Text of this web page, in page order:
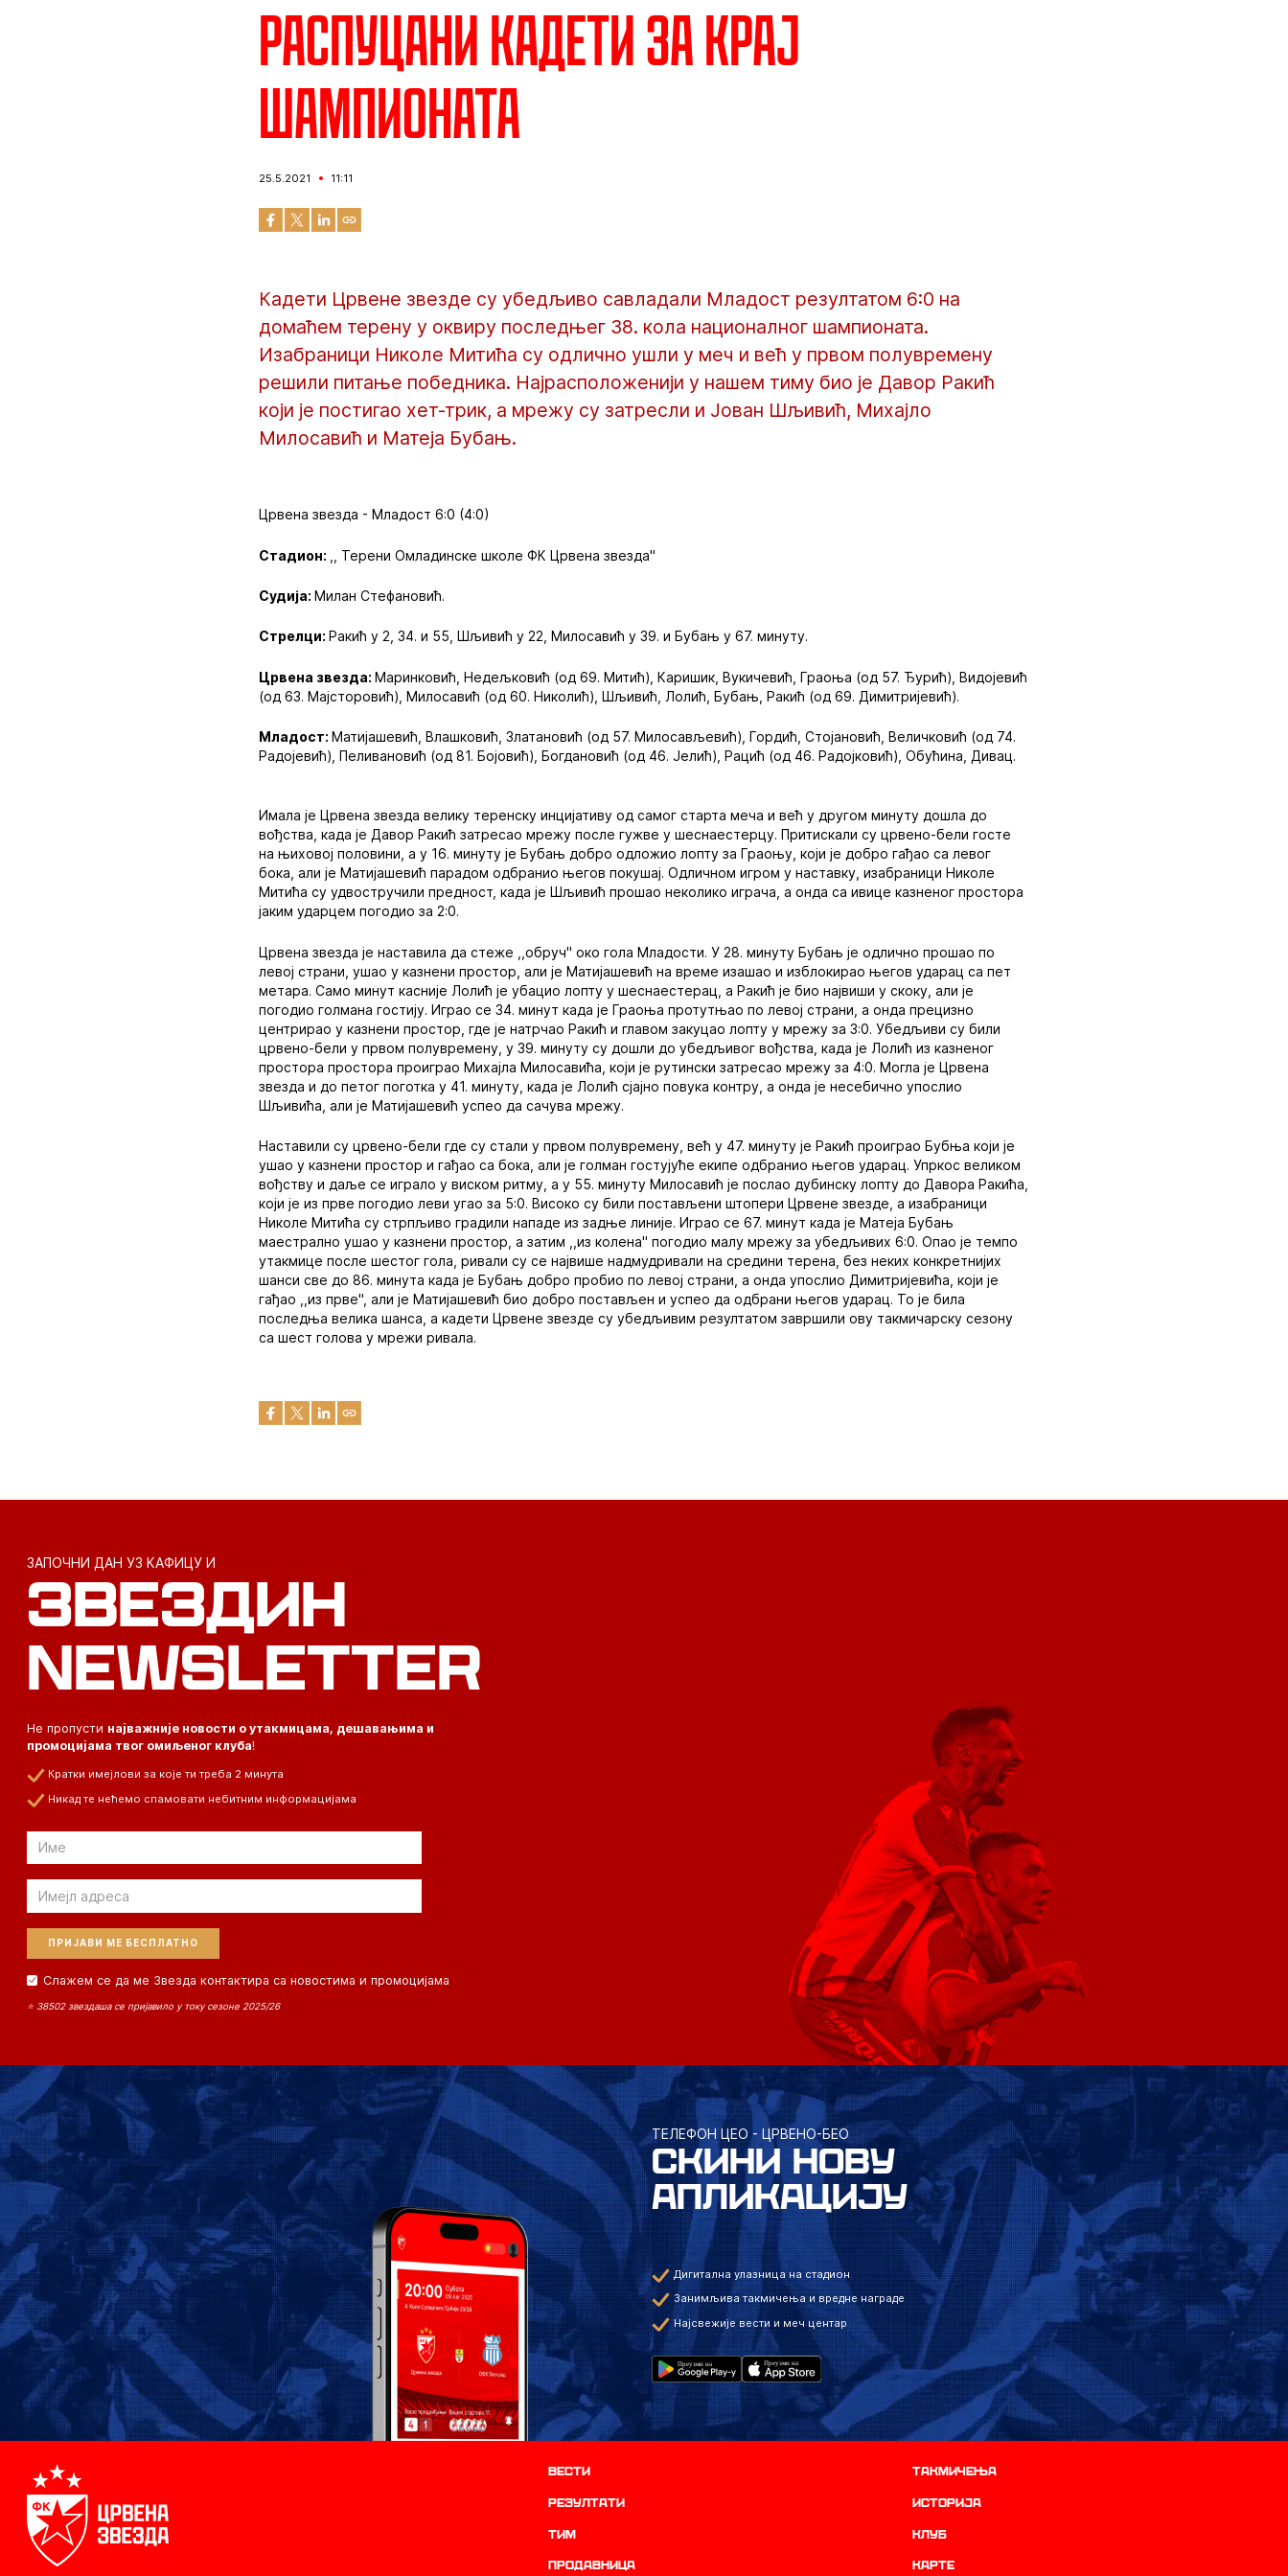
Распуцани кадети за крај
шампионата
25.5.2021 11:11
Кадети Црвене звезде су убедљиво савладали Младост резултатом 6:0 на
домаћем терену у оквиру последњег 38. кола националног шампионата.
Изабраници Николе Митића су одлично ушли у меч и већ у првом полувремену
решили питање победника. Најрасположенији у нашем тиму био је Давор Ракић
који је постигао хет-трик, а мрежу су затресли и Јован Шљивић, Михајло
Милосавић и Матеја Бубањ.
Црвена звезда - Младост 6:0 (4:0)
Стадион: ,, Терени Омладинске школе ФК Црвена звезда"
Судија:Милан Стефановић.
Стрелци:Ракић у 2, 34. и 55, Шљивић у 22, Милосавић у 39. и Бубањ у 67. минуту.
Црвена звезда:Маринковић, Недељковић (од 69. Митић), Каришик, Вукичевић, Граоња (од 57. Ђурић), Видојевић
(од 63. Мајсторовић), Милосавић (од 60. Николић), Шљивић, Лолић, Бубањ, Ракић (од 69. Димитријевић).
Младост:Матијашевић, Влашковић, Златановић (од 57. Милосављевић), Гордић, Стојановић, Величковић (од 74.
Радојевић), Пеливановић (од 81. Бојовић), Богдановић (од 46. Јелић), Рацић (од 46. Радојковић), Обућина, Дивац.
Имала је Црвена звезда велику теренску инцијативу од самог старта меча и већ у другом минуту дошла до
вођства, када је Давор Ракић затресао мрежу после гужве у шеснаестерцу. Притискали су црвено-бели госте
на њиховој половини, а у 16. минуту је Бубањ добро одложио лопту за Граоњу, који је добро гађао са левог
бока, али је Матијашевић парадом одбранио његов покушај. Одличном игром у наставку, изабраници Николе
Митића су удвостручили предност, када је Шљивић прошао неколико играча, а онда са ивице казненог простора
јаким ударцем погодио за 2:0.
Црвена звезда је наставила да стеже ,,обруч" око гола Младости. У 28. минуту Бубањ је одлично прошао по
левој страни, ушао у казнени простор, али је Матијашевић на време изашао и изблокирао његов ударац са пет
метара. Само минут касније Лолић је убацио лопту у шеснаестерац, а Ракић је био највиши у скоку, али је
погодио голмана гостију. Играо се 34. минут када је Граоња протутњао по левој страни, а онда прецизно
центрирао у казнени простор, где је натрчао Ракић и главом закуцао лопту у мрежу за 3:0. Убедљиви су били
црвено-бели у првом полувремену, у 39. минуту су дошли до убедљивог вођства, када је Лолић из казненог
простора простора проиграо Михајла Милосавића, који је рутински затресао мрежу за 4:0. Могла је Црвена
звезда и до петог поготка у 41. минуту, када је Лолић сјајно повука контру, а онда је несебично упослио
Шљивића, али је Матијашевић успео да сачува мрежу.
Наставили су црвено-бели где су стали у првом полувремену, већ у 47. минуту је Ракић проиграо Бубња који је
ушао у казнени простор и гађао са бока, али је голман гостујуће екипе одбранио његов ударац. Упркос великом
вођству и даље се играло у виском ритму, а у 55. минуту Милосавић је послао дубинску лопту до Давора Ракића,
који је из прве погодио леви угао за 5:0. Високо су били постављени штопери Црвене звезде, а изабраници
Николе Митића су стрпљиво градили нападе из задње линије. Играо се 67. минут када је Матеја Бубањ
маестрално ушао у казнени простор, а затим ,,из колена" погодио малу мрежу за убедљивих 6:0. Опао је темпо
утакмице после шестог гола, ривали су се највише надмудривали на средини терена, без неких конкретнијих
шанси све до 86. минута када је Бубањ добро пробио по левој страни, а онда упослио Димитријевића, који је
гађао ,,из прве", али је Матијашевић био добро постављен и успео да одбрани његов ударац. То је била
последња велика шанса, а кадети Црвене звезде су убедљивим резултатом завршили ову такмичарску сезону
са шест голова у мрежи ривала.
ЗАПОЧНИ ДАН УЗ КАФИЦУ И
ЗВЕЗДИН
NEWSLETTER
Не пропусти најважније новости о утакмицама, дешавањима и
промоцијама твог омиљеног клуба!
Кратки имејлови за које ти треба 2 минута
Никад те нећемо спамовати небитним информацијама
Email
Email
Слажем се да ме Звезда контактира са новостима и промоцијама
⭐ 38502 звездаша се пријавило у току сезоне 2025/26
ТЕЛЕФОН ЦЕО - ЦРВЕНО-БЕО
СКИНИ НОВУ
АПЛИКАЦИЈУ
Дигитална улазница на стадион
Занимљива такмичења и вредне награде
Најсвежије вести и меч центар
Вести Такмичења
резултати историја
ТИМ Клуб
продавница Карте